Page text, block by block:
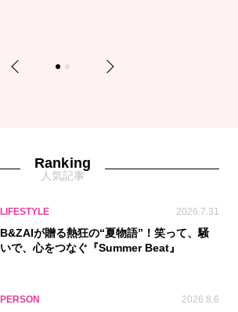
Previous 1 2 Next
Ranking
人気記事
LIFESTYLE 2026.7.31
B&ZAIが贈る熱狂の“夏物語”！笑って、騒
いで、心をつなぐ『Summer Beat』
PERSON 2026.8.6